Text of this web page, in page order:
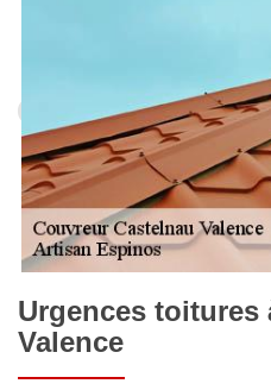
Urgences toitures
Valence